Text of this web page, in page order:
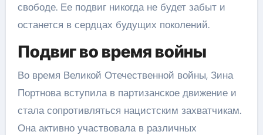
свободе. Ее подвиг никогда не будет забыт и
останется в сердцах будущих поколений.
Подвиг во время войны
Во время Великой Отечественной войны, Зина
Портнова вступила в партизанское движение и
стала сопротивляться нацистским захватчикам.
Она активно участвовала в различных